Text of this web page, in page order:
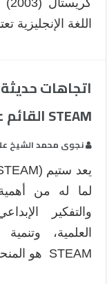
اللغة الإنجليزية
اتجاهات
STEAM القائم على المشاريع STEAMPBL
نجوى محمد الشيخ
لما له من
والتفكير
العلمية،
STEAM هو المنحى المطور ل (STEM) بإضافة …